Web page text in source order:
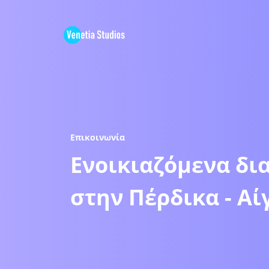
Επικοινωνία
Ενοικιαζόμενα
στην Πέρδικα -